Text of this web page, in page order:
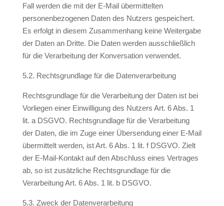
Fall werden die mit der E-Mail übermittelten
personenbezogenen Daten des Nutzers gespeichert.
Es erfolgt in diesem Zusammenhang keine Weitergabe
der Daten an Dritte. Die Daten werden ausschließlich
für die Verarbeitung der Konversation verwendet.
5.2. Rechtsgrundlage für die Datenverarbeitung
Rechtsgrundlage für die Verarbeitung der Daten ist bei
Vorliegen einer Einwilligung des Nutzers Art. 6 Abs. 1
lit. a DSGVO. Rechtsgrundlage für die Verarbeitung
der Daten, die im Zuge einer Übersendung einer E-Mail
übermittelt werden, ist Art. 6 Abs. 1 lit. f DSGVO. Zielt
der E-Mail-Kontakt auf den Abschluss eines Vertrages
ab, so ist zusätzliche Rechtsgrundlage für die
Verarbeitung Art. 6 Abs. 1 lit. b DSGVO.
5.3. Zweck der Datenverarbeitung